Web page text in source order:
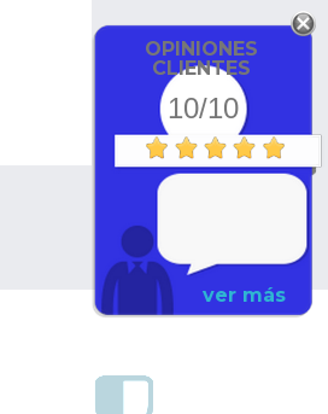
OPINIONES
CLIENTES
10/10
ver más